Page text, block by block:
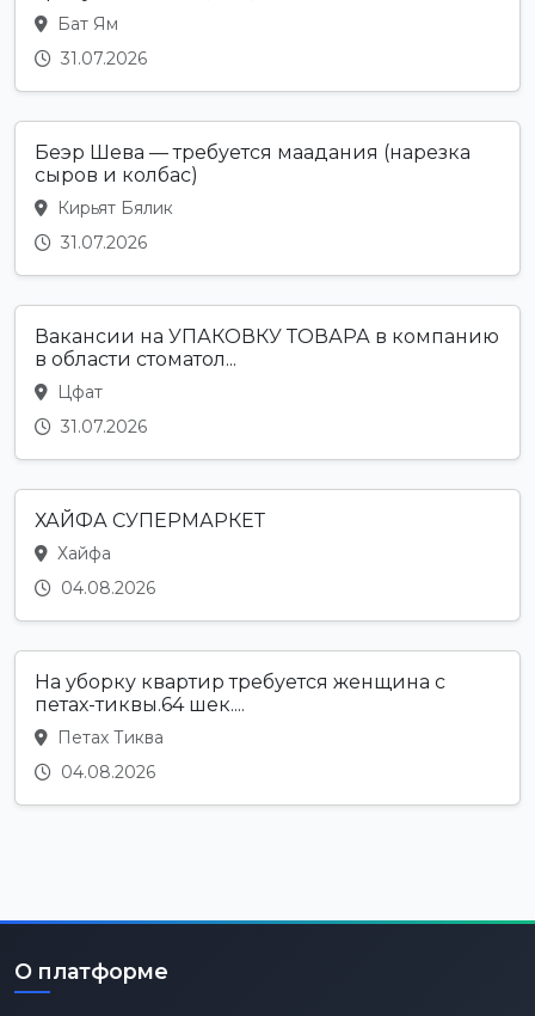
Бат Ям
31.07.2026
Беэр Шева — требуется маадания (нарезка
сыров и колбас)
Кирьят Бялик
31.07.2026
Вакансии на УПАКОВКУ ТОВАРА в компанию
в области стоматол...
Цфат
31.07.2026
ХАЙФА СУПЕРМАРКЕТ
Хайфа
04.08.2026
На уборку квартир требуется женщина с
петах-тиквы.64 шек....
Петах Тиква
04.08.2026
О платформе